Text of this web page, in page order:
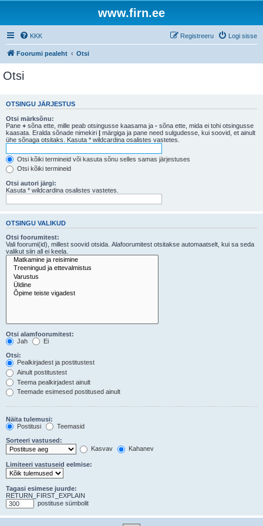
www.firn.ee
KKK Logi sisse
Registreeru
Foorumi pealeht Otsi
Otsi
OTSINGU JÄRJESTUS
Otsi märksõnu:
Pane + sõna ette, mille peab otsingusse kaasama ja - sõna ette, mida ei tohi otsingusse
kaasata. Eralda sõnade nimekiri | märgiga ja pane need sulgudesse, kui soovid, et ainult
ühe sõnaga otsitaks. Kasuta * wildcardina osalistes vastetes.
Otsi kõiki termineid või kasuta sõnu selles samas järjestuses
Otsi kõiki termineid
Otsi autori järgi:
Kasuta * wildcardina osalistes vastetes.
OTSINGU VALIKUD
Otsi foorumitest:
Vali foorumi(id), millest soovid otsida. Alafoorumitest otsitakse automaatselt, kui sa seda
valikut siin all ei keela.
Otsi alamfoorumitest:
Jah
Ei
Otsi:
Pealkirjadest ja postitustest
Ainult postitustest
Teema pealkirjadest ainult
Teemade esimesed postitused ainult
Näita tulemusi:
Postitusi
Teemasid
Sorteeri vastused:
Kasvav
Kahanev
Limiteeri vastuseid eelmise:
Tagasi esimese juurde:
RETURN_FIRST_EXPLAIN
postituse sümbolit